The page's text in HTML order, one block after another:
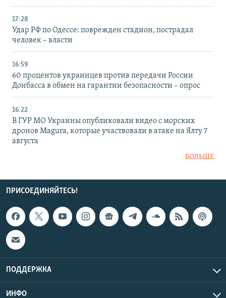
17:28
Удар РФ по Одессе: поврежден стадион, пострадал
человек – власти
16:59
60 процентов украинцев против передачи России
Донбасса в обмен на гарантии безопасности – опрос
16:22
В ГУР МО Украины опубликовали видео с морских
дронов Magura, которые участвовали в атаке на Ялту 7
августа
БОЛЬШЕ
ПРИСОЕДИНЯЙТЕСЬ!
ПОДДЕРЖКА
ИНФО